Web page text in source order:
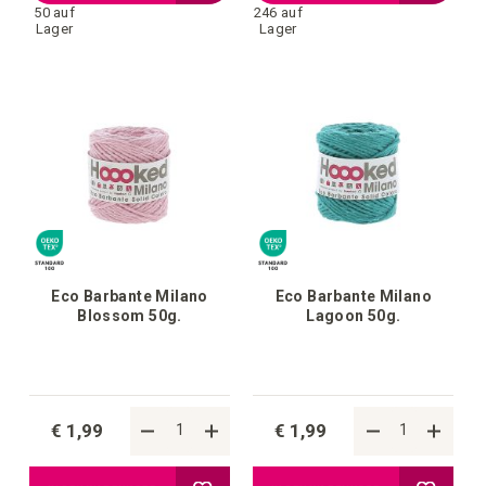
50 auf
Lager
Wunschliste
246 auf
Lager
Eco Barbante Milano
Blossom 50g.
€ 1,99
Eco Barbante Milano
Lagoon 50g.
€ 1,99